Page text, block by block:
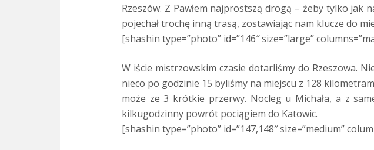
Rzeszów. Z Pawłem najprostszą drogą – żeby tylko jak
pojechał trochę inną trasą, zostawiając nam klucze do
[shashin type=”photo” id=”146″ size=”large”
W iście mistrzowskim czasie dotarliśmy do Rzeszowa.
nieco po godzinie 15 byliśmy na miejscu z 128
może ze 3 krótkie przerwy. Nocleg u Michała, a z
kilkugodzinny powrót pociągiem do Katowic.
[shashin type=”photo” id=”147,148″ size=”medium”